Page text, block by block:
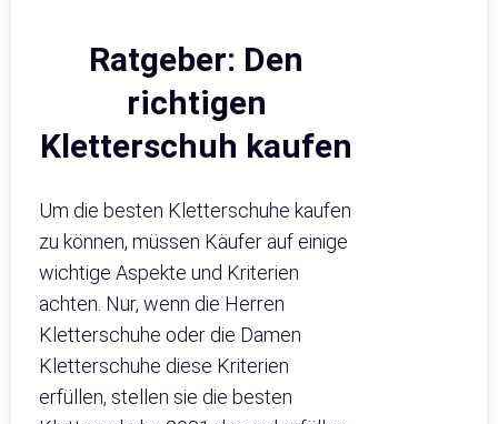
Ratgeber: Den
richtigen
Kletterschuh kaufen
Um die besten Kletterschuhe kaufen
zu können, müssen Käufer auf einige
wichtige Aspekte und Kriterien
achten. Nur, wenn die Herren
Kletterschuhe oder die Damen
Kletterschuhe diese Kriterien
erfüllen, stellen sie die besten